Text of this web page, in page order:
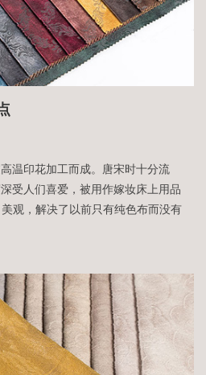
温印花加工而成。唐宋时十分流
受人们喜爱，被用作嫁妆床上用品
观，解决了以前只有纯色布而没有